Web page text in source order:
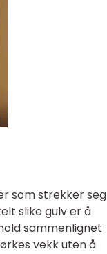
som strekker seg
slike gulv er å
sammenlignet
vekk uten å